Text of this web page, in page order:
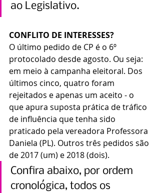
ao Legislativo.
CONFLITO DE INTERESSES?
O último pedido de CP é o 6º
protocolado desde agosto. Ou seja:
em meio à campanha eleitoral. Dos
últimos cinco, quatro foram
rejeitados e apenas um aceito - o
que apura suposta prática de tráfico
de influência que tenha sido
praticado pela vereadora Professora
Daniela (PL). Outros três pedidos são
de 2017 (um) e 2018 (dois).
Confira abaixo, por ordem
cronológica, todos os